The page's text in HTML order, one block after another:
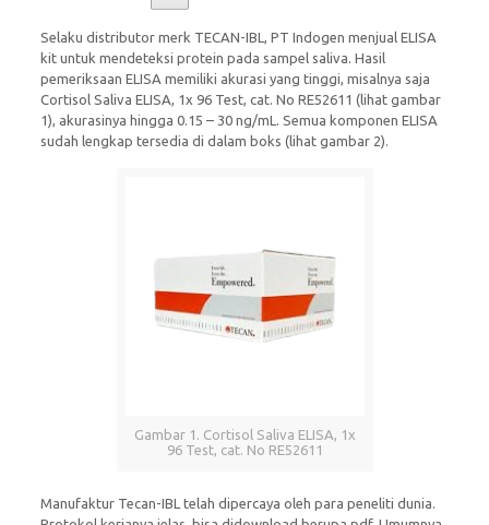
Selaku distributor merk TECAN-IBL, PT Indogen menjual ELISA
kit untuk mendeteksi protein pada sampel saliva. Hasil
pemeriksaan ELISA memiliki akurasi yang tinggi, misalnya saja
Cortisol Saliva ELISA, 1x 96 Test, cat. No RE52611 (lihat gambar
1), akurasinya hingga 0.15 – 30 ng/mL. Semua komponen ELISA
sudah lengkap tersedia di dalam boks (lihat gambar 2).
Gambar 1. Cortisol Saliva ELISA, 1x
96 Test, cat. No RE52611
Manufaktur Tecan-IBL telah dipercaya oleh para peneliti dunia.